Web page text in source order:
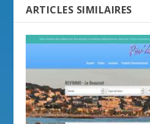
ARTICLES SIMILAIRES